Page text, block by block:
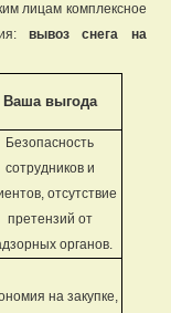
лицам комплексное
вывоз снега на
Ваша выгода
Безопасность
сотрудников и
отсутствие
претензий от
органов.
на закупке,